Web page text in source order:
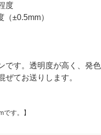
度
±0.5mm）
です。透明度が高く、発色
ぜてお送りします。
す。】